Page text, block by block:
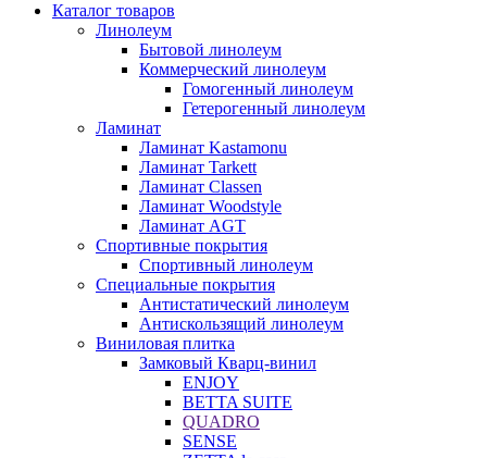
Каталог товаров
Линолеум
Бытовой линолеум
Коммерческий линолеум
Гомогенный линолеум
Гетерогенный линолеум
Ламинат
Ламинат Kastamonu
Ламинат Tarkett
Ламинат Classen
Ламинат Woodstyle
Ламинат AGT
Спортивные покрытия
Спортивный линолеум
Специальные покрытия
Антистатический линолеум
Антискользящий линолеум
Виниловая плитка
Замковый Кварц-винил
ENJOY
BETTA SUITE
QUADRO
SENSE